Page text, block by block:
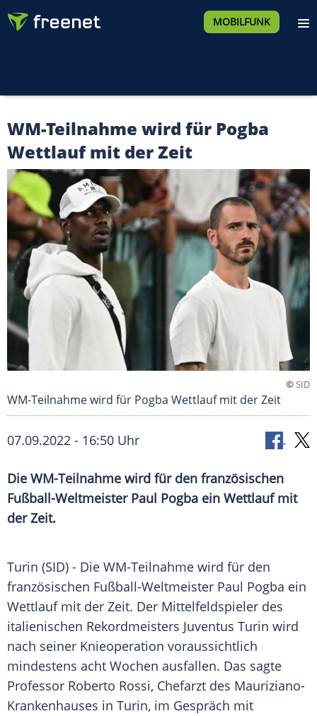
MOBILFUNK
WM-Teilnahme wird für Pogba
Wettlauf mit der Zeit
©SID
WM-Teilnahme wird für Pogba Wettlauf mit der Zeit
07.09.2022 - 16:50 Uhr
Die WM-Teilnahme wird für den französischen
Fußball-Weltmeister Paul Pogba ein Wettlauf mit
der Zeit.
Turin (SID) - Die WM-Teilnahme wird für den
französischen Fußball-Weltmeister Paul Pogba ein
Wettlauf mit der Zeit. Der Mittelfeldspieler des
italienischen Rekordmeisters Juventus Turin wird
nach seiner Knieoperation voraussichtlich
mindestens acht Wochen ausfallen. Das sagte
Professor Roberto Rossi, Chefarzt des Mauriziano-
Krankenhauses in Turin, im Gespräch mit